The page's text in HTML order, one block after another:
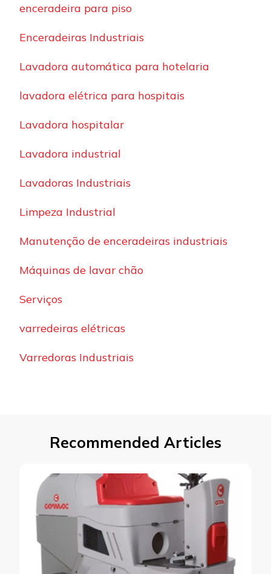
enceradeira para piso
Enceradeiras Industriais
Lavadora automática para hotelaria
lavadora elétrica para hospitais
Lavadora hospitalar
Lavadora industrial
Lavadoras Industriais
Limpeza Industrial
Manutenção de enceradeiras industriais
Máquinas de lavar chão
Serviços
varredeiras elétricas
Varredoras Industriais
Recommended Articles